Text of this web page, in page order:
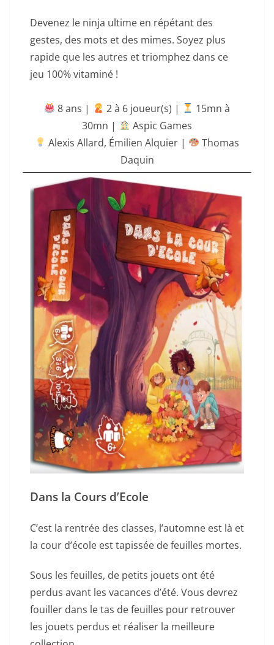
Devenez le ninja ultime en répétant des
gestes, des mots et des mimes. Soyez plus
rapide que les autres et triomphez dans ce
jeu 100% vitaminé !
8 ans | ‍ 2 à 6 joueur(s) |
15mn à
30mn |
Aspic Games
Alexis Allard, Émilien Alquier |
Thomas
Daquin
Dans la Cours d’Ecole
C’est la rentrée des classes, l’automne est là et
la cour d’école est tapissée de feuilles mortes.
Sous les feuilles, de petits jouets ont été
perdus avant les vacances d’été. Vous devrez
fouiller dans le tas de feuilles pour retrouver
les jouets perdus et réaliser la meilleure